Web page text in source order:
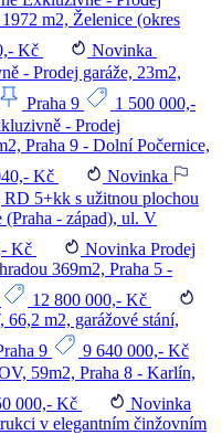
m2, Želenice (okres
Kč
Novinka
- Prodej garáže, 23m2,
Praha 9
1 500 000,-
- Prodej
Praha 9 - Dolní Počernice,
Kč
Novinka
RD 5+kk s užitnou plochou
(Praha - západ), ul. V
Kč Novinka Prodej
369m2, Praha 5 -
12 800 000,- Kč
m2, garážové stání,
9
9 640 000,- Kč
59m2, Praha 8 - Karlín,
000,- Kč
Novinka
v elegantním činžovním